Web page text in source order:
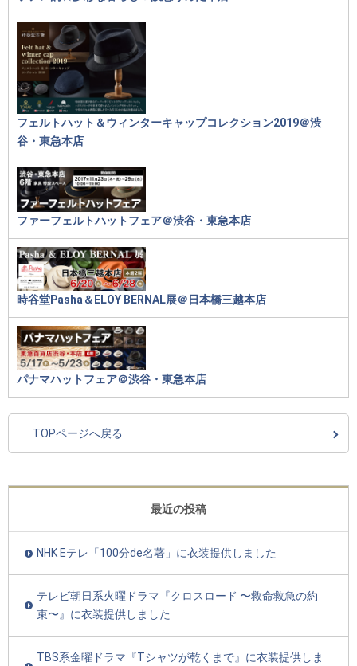
フェルトハット＆ウィンターキャップコレクション2019＠渋
谷・東急本店
ファーフェルトハットフェア＠渋谷・東急本店
時谷堂Pasha＆ELOY BERNAL展＠日本橋三越本店
パナマハットフェア＠渋谷・東急本店
TOPページへ戻る
最近の投稿
NHK Eテレ「100分de名著」に衣装提供しました
テレビ朝日系火曜ドラマ『クロスロード 〜救命救急の約
束〜』に衣装提供しました
TBS系金曜ドラマ『Tシャツが乾くまで』に衣装提供しま